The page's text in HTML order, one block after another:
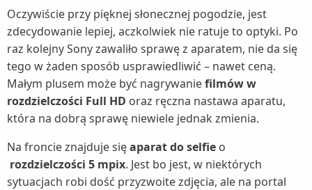
Oczywiście przy pięknej słonecznej pogodzie, jest
zdecydowanie lepiej, aczkolwiek nie ratuje to optyki. Po
raz kolejny Sony zawaliło sprawę z aparatem, nie da się
tego w żaden sposób usprawiedliwić – nawet ceną.
Małym plusem może być nagrywaniefilmów w
rozdzielczości Full HD oraz ręczna nastawa aparatu,
która na dobrą sprawę niewiele jednak zmienia.
Na froncie znajduje sięaparat do selfie o
rozdzielczości 5 mpix. Jest bo jest, w niektórych
sytuacjach robi dość przyzwoite zdjęcia, ale na portal